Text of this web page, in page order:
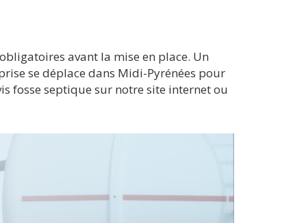
avant la mise en place. Un
se déplace dans Midi-Pyrénées pour
fosse septique sur notre site internet ou